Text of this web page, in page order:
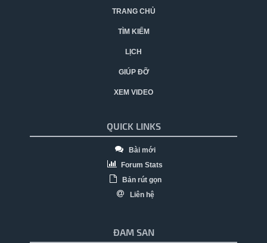
TRANG CHỦ
TÌM KIẾM
LỊCH
GIÚP ĐỠ
XEM VIDEO
QUICK LINKS
Bài mới
Forum Stats
Bản rút gọn
Liên hệ
ĐAM SAN